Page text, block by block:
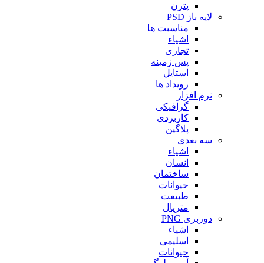
پترن
لایه باز PSD
مناسبت ها
اشیاء
تجاری
پس زمینه
استایل
رویداد ها
نرم افزار
گرافیکی
کاربردی
پلاگین
سه بعدی
اشیاء
انسان
ساختمان
حیوانات
طبیعت
متریال
دوربری PNG
اشیاء
اسلیمی
حیوانات